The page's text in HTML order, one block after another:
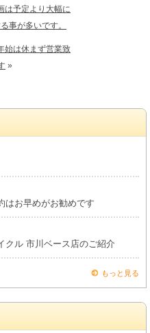
は予定より大幅に
事が多いです。
始は休まず営業致
»
はお早めがお勧めです
クル 市川ベース店のご紹介
もっと見る